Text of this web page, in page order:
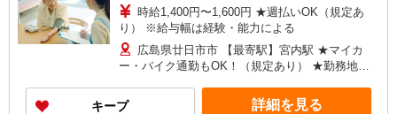
時給1,400円〜1,600円 ★週払いOK（規定あ
り） ※給与幅は経験・能力による
広島県廿日市市 【最寄駅】宮内駅 ★マイカ
ー・バイク通勤もOK！（規定あり） ★勤務地は
お好きな勤務地をお選び下さい！！
キープ 詳細を見る